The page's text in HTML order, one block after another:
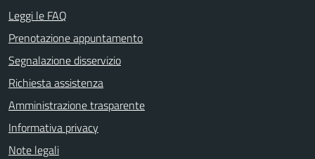
Leggi le FAQ
Prenotazione appuntamento
Segnalazione disservizio
Richiesta assistenza
Amministrazione trasparente
Informativa privacy
Note legali